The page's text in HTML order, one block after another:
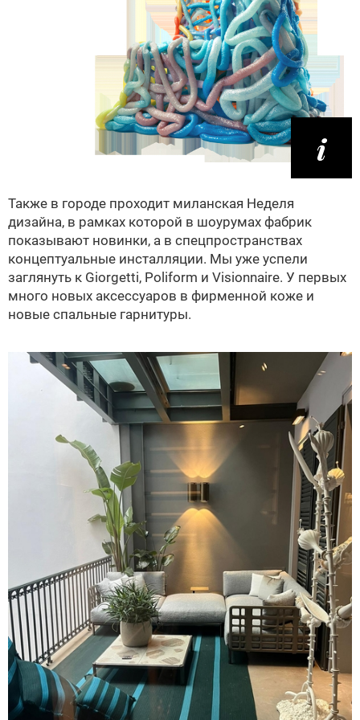
Также в городе проходит миланская Неделя
дизайна, в рамках которой в шоурумах фабрик
показывают новинки, а в спецпространствах
концептуальные инсталляции. Мы уже успели
заглянуть к Giorgetti, Poliform и Visionnaire. У первых
много новых аксессуаров в фирменной коже и
новые спальные гарнитуры.